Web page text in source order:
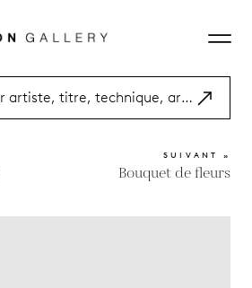
SUIVANT »
Bouquet de fleurs